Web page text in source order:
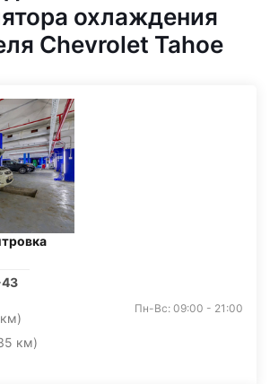
охлаждения
Chevrolet Tahoe
км)
Пн-Вс: 09:00 - 21:00